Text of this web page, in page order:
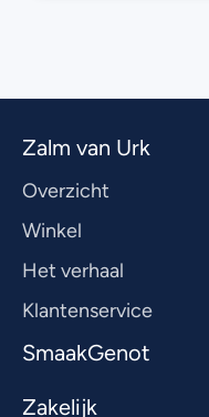
Zalm van Urk
Overzicht
Winkel
Het verhaal
Klantenservice
SmaakGenot
Zakelijk